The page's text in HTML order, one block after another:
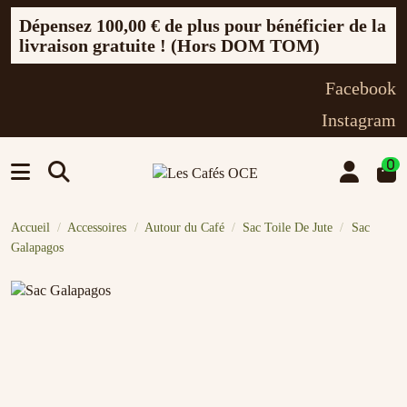
Dépensez 100,00 € de plus pour bénéficier de la
livraison gratuite ! (Hors DOM TOM)
Facebook
Instagram
0
Accueil Accessoires Autour du Café Sac Toile De Jute
Sac
Galapagos